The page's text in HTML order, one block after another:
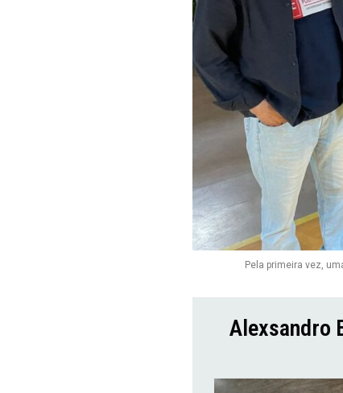
Pela primeira vez,
Alexsandro